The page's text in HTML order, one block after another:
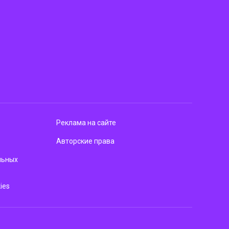
Реклама на сайте
Авторские права